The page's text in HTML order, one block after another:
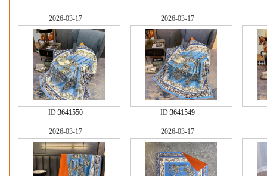
2026-03-17
ID:3641550
2026-03-17
ID:3641549
2026-03-17 2026-03-17